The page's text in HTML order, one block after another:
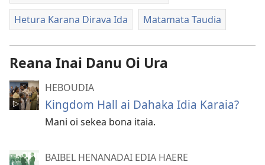
Hetura Karana Dirava Ida Matamata Taudia
Reana Inai Danu Oi Ura
HEBOUDIA
Kingdom Hall ai Dahaka Idia Karaia?
Mani oi sekea bona itaia.
BAIBEL HENANADAI EDIA HAERE